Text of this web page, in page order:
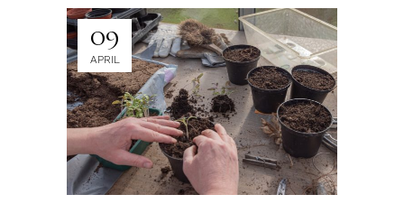
09
APRIL